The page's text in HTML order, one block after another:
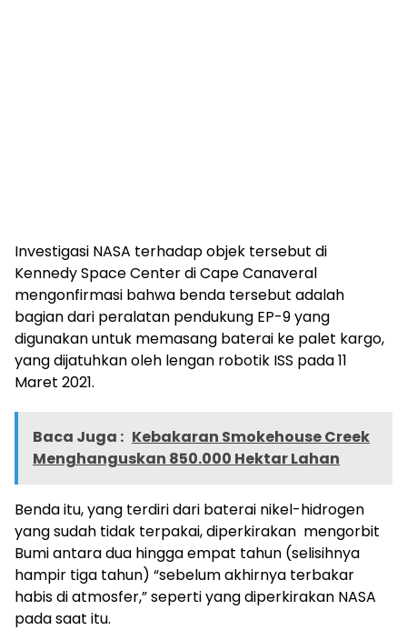
Investigasi NASA terhadap objek tersebut di
Kennedy Space Center di Cape Canaveral
mengonfirmasi bahwa benda tersebut adalah
bagian dari peralatan pendukung EP-9 yang
digunakan untuk memasang baterai ke palet kargo,
yang dijatuhkan oleh lengan robotik ISS pada 11
Maret 2021.
Baca Juga : Kebakaran Smokehouse Creek
Menghanguskan 850.000 Hektar Lahan
Benda itu, yang terdiri dari baterai nikel-hidrogen
yang sudah tidak terpakai, diperkirakan mengorbit
Bumi antara dua hingga empat tahun (selisihnya
hampir tiga tahun) “sebelum akhirnya terbakar
habis di atmosfer,” seperti yang diperkirakan NASA
pada saat itu.